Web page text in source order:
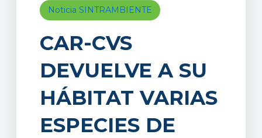
Noticia SINTRAMBIENTE
CAR-CVS
DEVUELVE A SU
HÁBITAT VARIAS
ESPECIES DE